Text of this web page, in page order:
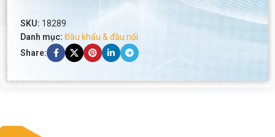
SKU: 18289
Danh mục: Đầu khẩu & đầu nối
Share: